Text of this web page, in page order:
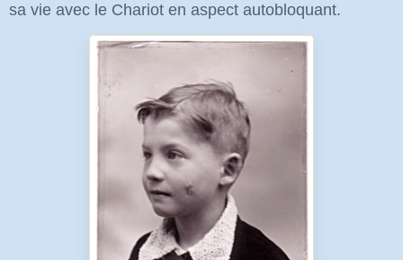
sa vie avec le Chariot en aspect autobloquant.